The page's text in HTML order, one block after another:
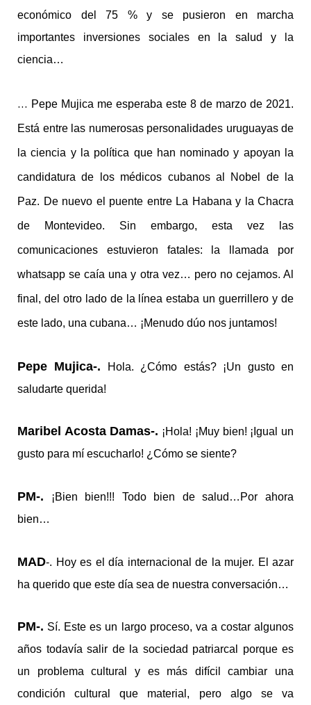
económico del 75 % y se pusieron en marcha
importantes inversiones sociales en la salud y la
ciencia…
… Pepe Mujica me esperaba este 8 de marzo de 2021.
Está entre las numerosas personalidades uruguayas de
la ciencia y la política que han nominado y apoyan la
candidatura de los médicos cubanos al Nobel de la
Paz. De nuevo el puente entre La Habana y la Chacra
de Montevideo. Sin embargo, esta vez las
comunicaciones estuvieron fatales: la llamada por
whatsapp se caía una y otra vez… pero no cejamos. Al
final, del otro lado de la línea estaba un guerrillero y de
este lado, una cubana… ¡Menudo dúo nos juntamos!
Pepe Mujica-. Hola. ¿Cómo estás? ¡Un gusto en
saludarte querida!
Maribel Acosta Damas-. ¡Hola! ¡Muy bien! ¡Igual un
gusto para mí escucharlo! ¿Cómo se siente?
PM-. ¡Bien bien!!! Todo bien de salud…Por ahora
bien…
MAD-. Hoy es el día internacional de la mujer. El azar
ha querido que este día sea de nuestra conversación…
PM-. Sí. Este es un largo proceso, va a costar algunos
años todavía salir de la sociedad patriarcal porque es
un problema cultural y es más difícil cambiar una
condición cultural que material, pero algo se va